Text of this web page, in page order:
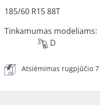
185/60 R15 88T
Tinkamumas modeliams:
D
Atsiėmimas rugpjūčio